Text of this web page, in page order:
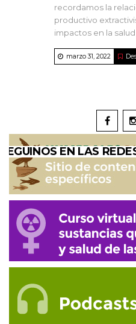
recordamos la
productivo
impactos en la salud
marzo 31, 2022
SEGUINOS EN LAS